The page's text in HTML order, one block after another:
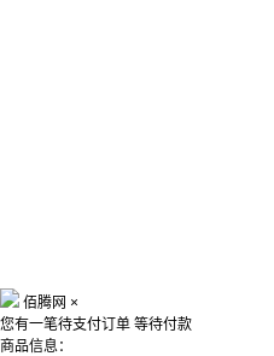
佰腾网 ×
您有一笔待支付订单 等待付款
商品信息：